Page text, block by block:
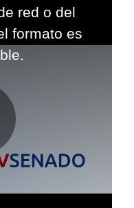
red o del
formato es